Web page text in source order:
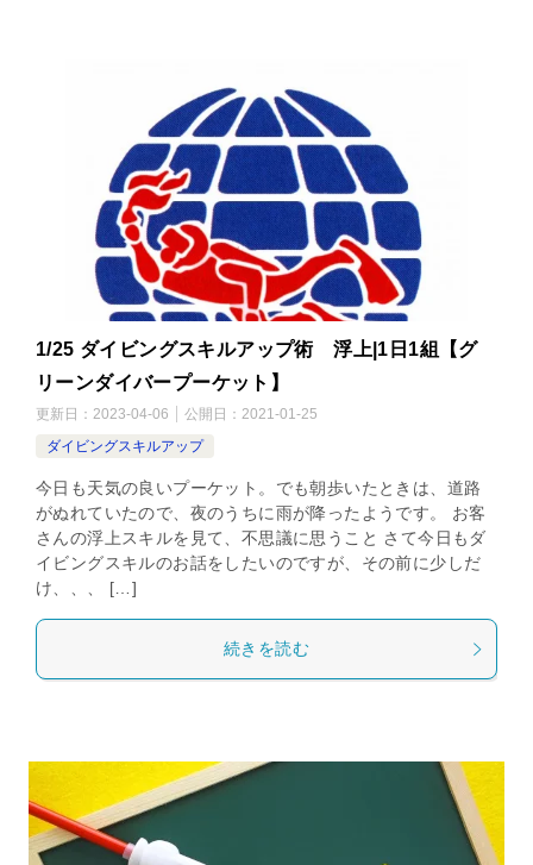
1/25 ダイビングスキルアップ術 浮上|1日1組【グ
リーンダイバープーケット】
更新日： 2023-04-06 公開日： 2021-01-25
ダイビングスキルアップ
今日も天気の良いプーケット。でも朝歩いたときは、道路
がぬれていたので、夜のうちに雨が降ったようです。 お客
さんの浮上スキルを見て、不思議に思うこと さて今日もダ
イビングスキルのお話をしたいのですが、その前に少しだ
け、、、 […]
続きを読む